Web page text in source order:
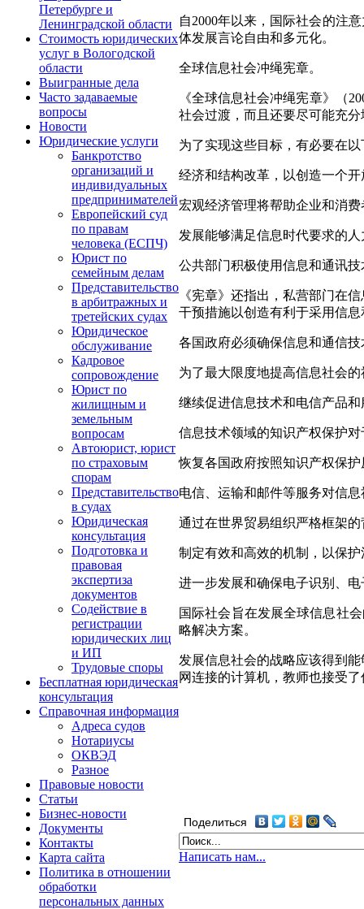
Петербурге и
Ленинградской области
Стоимость юридических
услуг в Вологодской
области
Выигранные дела
Часто задаваемые
вопросы
Новости
Юридические услуги
Банкротство
организаций и
индивидуальных
предпринимателей
Европейский суд
по правам
человека (ЕСПЧ)
Юрист по
семейным делам
Представительство
в арбитражных и
третейских судах
Юридическое
обслуживание
Кадровое
сопровождение
Юрист по
жилищным и
земельным
вопросам
Автоюрист, юрист
по страховым
спорам
Представительство
в судах
Юридическая
консультация
Подготовка и
правовая
экспертиза
документов
Содействие в
регистрации
юридических лиц
и ИП
Трудовые споры
Бесплатная юридическая
консультация
Справочная информация
Адреса судов
Нотариусы
ОКВЭД
Разное
Правовые новости
Статьи
Бизнес-новости
Документы
Контакты
Карта сайта
Политика в отношении
обработки
персональных данных
自2000年以来，国际社会的注
体发展言论自由和多元化。
全球信息社会冲绳宪章。
《全球信息社会冲绳宪章》（
社会过渡，而且还要尽可能充
为了实现这些目标，有必要在
经济和结构改革，以创造一个
宏观经济管理将帮助企业和消
发展能够满足信息时代要求的
公共部门积极使用信息和通讯
《宪章》还指出，私营部门在
干预措施以创造有利于采用信
各国政府必须确保信息和通信
为了最大限度地提高信息社会
继续促进信息技术和电信产品
信息技术领域的知识产权保护
恢复各国政府按照知识产权保
电信、运输和邮件等服务对信
通过在世界贸易组织严格框架
制定有效和高效的机制，以保
进一步发展和确保电子识别、
国际社会旨在发展全球信息社
略解决方案。
发展信息社会的战略应该得到
网连接的计算机，教师也接受
Поделиться
Написать нам...